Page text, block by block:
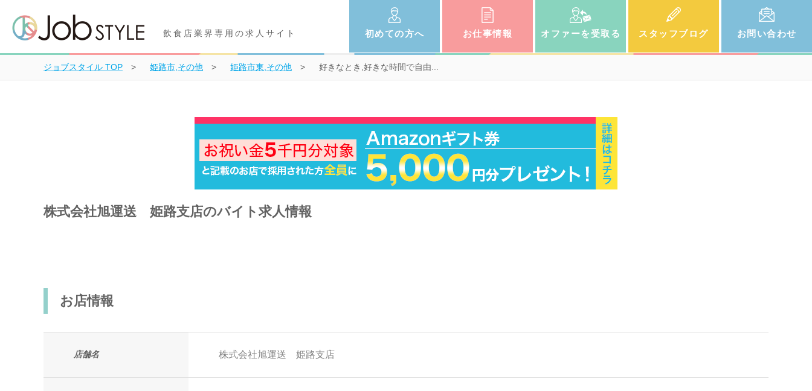
飲食店業界専用の求人サイト 初めての方へ お仕事情報 オファーを受取る スタッフブログ お問い合わせ
ジョブスタイル TOP 姫路市,その他 姫路市東,その他 好きなとき,好きな時間で自由...
株式会社旭運送 姫路支店のバイト求人情報
お店情報
店舗名 株式会社旭運送 姫路支店